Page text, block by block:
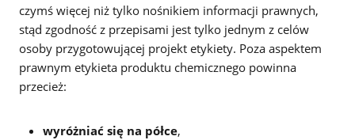
czymś więcej niż tylko nośnikiem informacji prawnych,
stąd zgodność z przepisami jest tylko jednym z celów
osoby przygotowującej projekt etykiety. Poza aspektem
prawnym etykieta produktu chemicznego powinna
przecież:
wyróżniać się na półce,